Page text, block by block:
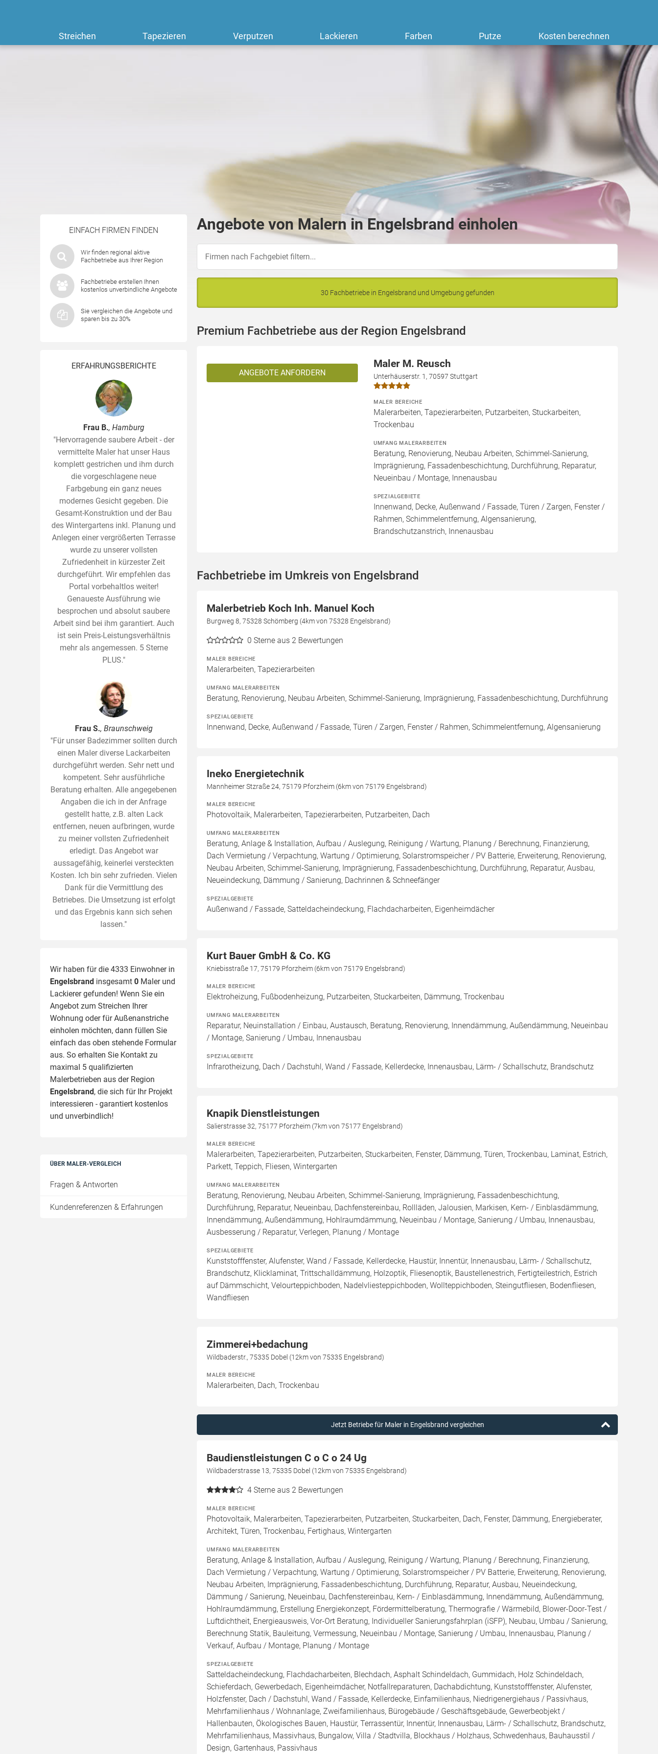
Streichen Tapezieren Verputzen Lackieren Farben Putze Kosten berechnen
EINFACH FIRMEN FINDEN
Wir finden regional aktive
Fachbetriebe aus Ihrer Region
Fachbetriebe erstellen Ihnen
kostenlos unverbindliche Angebote
Sie vergleichen die Angebote und
sparen bis zu 30%
ERFAHRUNGSBERICHTE
Frau B., Hamburg
"Hervorragende saubere Arbeit - der
vermittelte Maler hat unser Haus
komplett gestrichen und ihm durch
die vorgeschlagene neue
Farbgebung ein ganz neues
modernes Gesicht gegeben. Die
Gesamt-Konstruktion und der Bau
des Wintergartens inkl. Planung und
Anlegen einer vergrößerten Terrasse
wurde zu unserer vollsten
Zufriedenheit in kürzester Zeit
durchgeführt. Wir empfehlen das
Portal vorbehaltlos weiter!
Genaueste Ausführung wie
besprochen und absolut saubere
Arbeit sind bei ihm garantiert. Auch
ist sein Preis-Leistungsverhältnis
mehr als angemessen. 5 Sterne
PLUS."
Frau S., Braunschweig
"Für unser Badezimmer sollten durch
einen Maler diverse Lackarbeiten
durchgeführt werden. Sehr nett und
kompetent. Sehr ausführliche
Beratung erhalten. Alle angegebenen
Angaben die ich in der Anfrage
gestellt hatte, z.B. alten Lack
entfernen, neuen aufbringen, wurde
zu meiner vollsten Zufriedenheit
erledigt. Das Angebot war
aussagefähig, keinerlei versteckten
Kosten. Ich bin sehr zufrieden. Vielen
Dank für die Vermittlung des
Betriebes. Die Umsetzung ist erfolgt
und das Ergebnis kann sich sehen
lassen."
Wir haben für die 4333 Einwohner in
Engelsbrand insgesamt 0 Maler und
Lackierer gefunden! Wenn Sie ein
Angebot zum Streichen Ihrer
Wohnung oder für Außenanstriche
einholen möchten, dann füllen Sie
einfach das oben stehende Formular
aus. So erhalten Sie Kontakt zu
maximal 5 qualifizierten
Malerbetrieben aus der Region
Engelsbrand, die sich für Ihr Projekt
interessieren - garantiert kostenlos
und unverbindlich!
ÜBER MALER-VERGLEICH
Fragen & Antworten
Kundenreferenzen & Erfahrungen
Angebote von Malern in Engelsbrand einholen
30 Fachbetriebe in Engelsbrand und Umgebung gefunden
Premium Fachbetriebe aus der Region Engelsbrand
ANGEBOTE ANFORDERN
Maler M. Reusch
Unterhäuserstr. 1, 70597 Stuttgart
MALER BEREICHE
Malerarbeiten, Tapezierarbeiten, Putzarbeiten, Stuckarbeiten,
Trockenbau
UMFANG MALERARBEITEN
Beratung, Renovierung, Neubau Arbeiten, Schimmel-Sanierung,
Imprägnierung, Fassadenbeschichtung, Durchführung, Reparatur,
Neueinbau / Montage, Innenausbau
SPEZIALGEBIETE
Innenwand, Decke, Außenwand / Fassade, Türen / Zargen, Fenster /
Rahmen, Schimmelentfernung, Algensanierung,
Brandschutzanstrich, Innenausbau
Fachbetriebe im Umkreis von Engelsbrand
Malerbetrieb Koch Inh. Manuel Koch
Burgweg 8, 75328 Schömberg (4km von 75328 Engelsbrand)
0 Sterne aus 2 Bewertungen
MALER BEREICHE
Malerarbeiten, Tapezierarbeiten
UMFANG MALERARBEITEN
Beratung, Renovierung, Neubau Arbeiten, Schimmel-Sanierung, Imprägnierung, Fassadenbeschichtung, Durchführung
SPEZIALGEBIETE
Innenwand, Decke, Außenwand / Fassade, Türen / Zargen, Fenster / Rahmen, Schimmelentfernung, Algensanierung
Ineko Energietechnik
Mannheimer Stzraße 24, 75179 Pforzheim (6km von 75179 Engelsbrand)
MALER BEREICHE
Photovoltaik, Malerarbeiten, Tapezierarbeiten, Putzarbeiten, Dach
UMFANG MALERARBEITEN
Beratung, Anlage & Installation, Aufbau / Auslegung, Reinigung / Wartung, Planung / Berechnung, Finanzierung,
Dach Vermietung / Verpachtung, Wartung / Optimierung, Solarstromspeicher / PV Batterie, Erweiterung, Renovierung,
Neubau Arbeiten, Schimmel-Sanierung, Imprägnierung, Fassadenbeschichtung, Durchführung, Reparatur, Ausbau,
Neueindeckung, Dämmung / Sanierung, Dachrinnen & Schneefänger
SPEZIALGEBIETE
Außenwand / Fassade, Satteldacheindeckung, Flachdacharbeiten, Eigenheimdächer
Kurt Bauer GmbH & Co. KG
Kniebisstraße 17, 75179 Pforzheim (6km von 75179 Engelsbrand)
MALER BEREICHE
Elektroheizung, Fußbodenheizung, Putzarbeiten, Stuckarbeiten, Dämmung, Trockenbau
UMFANG MALERARBEITEN
Reparatur, Neuinstallation / Einbau, Austausch, Beratung, Renovierung, Innendämmung, Außendämmung, Neueinbau
/ Montage, Sanierung / Umbau, Innenausbau
SPEZIALGEBIETE
Infrarotheizung, Dach / Dachstuhl, Wand / Fassade, Kellerdecke, Innenausbau, Lärm- / Schallschutz, Brandschutz
Knapik Dienstleistungen
Salierstrasse 32, 75177 Pforzheim (7km von 75177 Engelsbrand)
MALER BEREICHE
Malerarbeiten, Tapezierarbeiten, Putzarbeiten, Stuckarbeiten, Fenster, Dämmung, Türen, Trockenbau, Laminat, Estrich,
Parkett, Teppich, Fliesen, Wintergarten
UMFANG MALERARBEITEN
Beratung, Renovierung, Neubau Arbeiten, Schimmel-Sanierung, Imprägnierung, Fassadenbeschichtung,
Durchführung, Reparatur, Neueinbau, Dachfenstereinbau, Rollläden, Jalousien, Markisen, Kern- / Einblasdämmung,
Innendämmung, Außendämmung, Hohlraumdämmung, Neueinbau / Montage, Sanierung / Umbau, Innenausbau,
Ausbesserung / Reparatur, Verlegen, Planung / Montage
SPEZIALGEBIETE
Kunststofffenster, Alufenster, Wand / Fassade, Kellerdecke, Haustür, Innentür, Innenausbau, Lärm- / Schallschutz,
Brandschutz, Klicklaminat, Trittschalldämmung, Holzoptik, Fliesenoptik, Baustellenestrich, Fertigteilestrich, Estrich
auf Dämmschicht, Velourteppichboden, Nadelvliesteppichboden, Wollteppichboden, Steingutfliesen, Bodenfliesen,
Wandfliesen
Zimmerei+bedachung
Wildbaderstr., 75335 Dobel (12km von 75335 Engelsbrand)
MALER BEREICHE
Malerarbeiten, Dach, Trockenbau
Jetzt Betriebe für Maler in Engelsbrand vergleichen
Baudienstleistungen C o C o 24 Ug
Wildbaderstrasse 13, 75335 Dobel (12km von 75335 Engelsbrand)
4 Sterne aus 2 Bewertungen
MALER BEREICHE
Photovoltaik, Malerarbeiten, Tapezierarbeiten, Putzarbeiten, Stuckarbeiten, Dach, Fenster, Dämmung, Energieberater,
Architekt, Türen, Trockenbau, Fertighaus, Wintergarten
UMFANG MALERARBEITEN
Beratung, Anlage & Installation, Aufbau / Auslegung, Reinigung / Wartung, Planung / Berechnung, Finanzierung,
Dach Vermietung / Verpachtung, Wartung / Optimierung, Solarstromspeicher / PV Batterie, Erweiterung, Renovierung,
Neubau Arbeiten, Imprägnierung, Fassadenbeschichtung, Durchführung, Reparatur, Ausbau, Neueindeckung,
Dämmung / Sanierung, Neueinbau, Dachfenstereinbau, Kern- / Einblasdämmung, Innendämmung, Außendämmung,
Hohlraumdämmung, Erstellung Energiekonzept, Fördermittelberatung, Thermografie / Wärmebild, Blower-Door-Test /
Luftdichtheit, Energieausweis, Vor-Ort Beratung, Individueller Sanierungsfahrplan (iSFP), Neubau, Umbau / Sanierung,
Berechnung Statik, Bauleitung, Vermessung, Neueinbau / Montage, Sanierung / Umbau, Innenausbau, Planung /
Verkauf, Aufbau / Montage, Planung / Montage
SPEZIALGEBIETE
Satteldacheindeckung, Flachdacharbeiten, Blechdach, Asphalt Schindeldach, Gummidach, Holz Schindeldach,
Schieferdach, Gewerbedach, Eigenheimdächer, Notfallreparaturen, Dachabdichtung, Kunststofffenster, Alufenster,
Holzfenster, Dach / Dachstuhl, Wand / Fassade, Kellerdecke, Einfamilienhaus, Niedrigenergiehaus / Passivhaus,
Mehrfamilienhaus / Wohnanlage, Zweifamilienhaus, Bürogebäude / Geschäftsgebäude, Gewerbeobjekt /
Hallenbauten, Ökologisches Bauen, Haustür, Terrassentür, Innentür, Innenausbau, Lärm- / Schallschutz, Brandschutz,
Mehrfamilienhaus, Massivhaus, Bungalow, Villa / Stadtvilla, Blockhaus / Holzhaus, Schwedenhaus, Bauhausstil /
Design, Gartenhaus, Passivhaus